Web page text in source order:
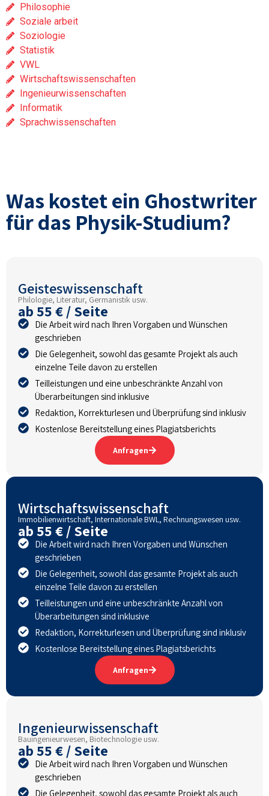
Philosophie
Soziale arbeit
Soziologie
Statistik
VWL
Wirtschaftswissenschaften
Ingenieurwissenschaften
Informatik
Sprachwissenschaften
Was kostet ein Ghostwriter
für das Physik-Studium?
Geisteswissenschaft
Philologie, Literatur, Germanistik usw.
ab 55 € / Seite
Die Arbeit wird nach Ihren Vorgaben und Wünschen
geschrieben
Die Gelegenheit, sowohl das gesamte Projekt als auch
einzelne Teile davon zu erstellen
Teilleistungen und eine unbeschränkte Anzahl von
Überarbeitungen sind inklusive
Redaktion, Korrekturlesen und Überprüfung sind inklusiv
Kostenlose Bereitstellung eines Plagiatsberichts
Anfragen
Wirtschaftswissenschaft
Immobilienwirtschaft, Internationale BWL, Rechnungswesen usw.
ab 55 € / Seite
Die Arbeit wird nach Ihren Vorgaben und Wünschen
geschrieben
Die Gelegenheit, sowohl das gesamte Projekt als auch
einzelne Teile davon zu erstellen
Teilleistungen und eine unbeschränkte Anzahl von
Überarbeitungen sind inklusive
Redaktion, Korrekturlesen und Überprüfung sind inklusiv
Kostenlose Bereitstellung eines Plagiatsberichts
Anfragen
Ingenieurwissenschaft
Bauingenieurwesen, Biotechnologie usw.
ab 55 € / Seite
Die Arbeit wird nach Ihren Vorgaben und Wünschen
geschrieben
Die Gelegenheit, sowohl das gesamte Projekt als auch